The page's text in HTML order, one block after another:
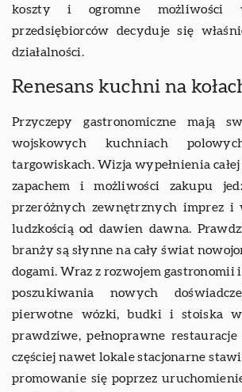
koszty i ogromne możliwości
przedsiębiorców decyduje się
działalności.
Renesans kuchni na
Przyczepy gastronomiczne mają
wojskowych kuchniach
targowiskach. Wizja wypełnienia
zapachem i możliwości zakupu
przeróżnych zewnętrznych imprez i
ludzkością od dawien dawna.
branży są słynne na cały świat
dogami. Wraz z rozwojem gastronomii
poszukiwania nowych
pierwotne wózki, budki i stoiska
prawdziwe, pełnoprawne restauracje
częściej nawet lokale stacjonarne
promowanie się poprzez